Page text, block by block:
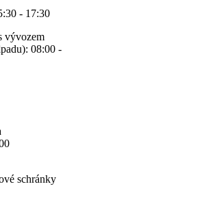
- 17:30
vývozem
08:00 -
schránky